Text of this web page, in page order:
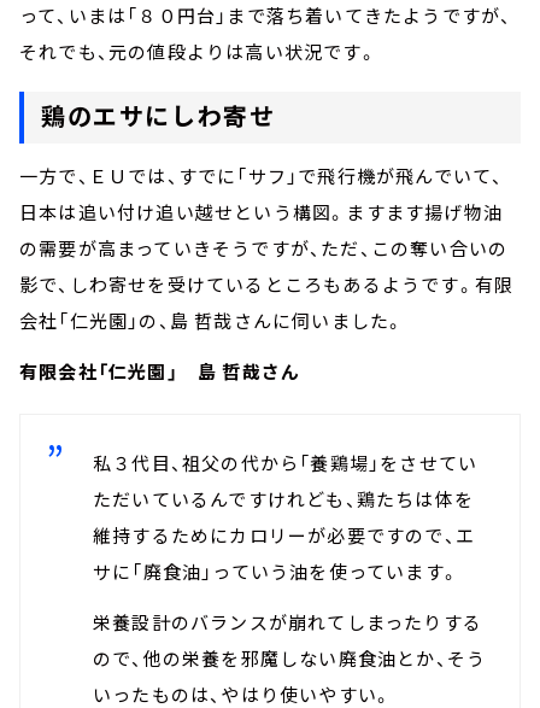
って、いまは「８０円台」まで落ち着いてきたようですが、
それでも、元の値段よりは高い状況です。
鶏のエサにしわ寄せ
一方で、ＥＵでは、すでに「サフ」で飛行機が飛んでいて、
日本は追い付け追い越せという構図。ますます揚げ物油
の需要が高まっていきそうですが、ただ、この奪い合いの
影で、しわ寄せを受けているところもあるようです。有限
会社「仁光園」の、島 哲哉さんに伺いました。
有限会社「仁光園」 島 哲哉さん
私３代目、祖父の代から「養鶏場」をさせてい
ただいているんですけれども、鶏たちは体を
維持するためにカロリーが必要ですので、エ
サに「廃食油」っていう油を使っています。
栄養設計のバランスが崩れてしまったりする
ので、他の栄養を邪魔しない廃食油とか、そう
いったものは、やはり使いやすい。